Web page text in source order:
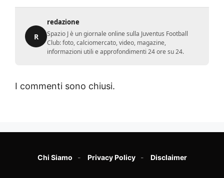
R
redazione
Spazio J è un giornale online sulla Juventus Football
Club: foto, calciomercato, video, magazine,
informazioni utili e approfondimenti 24 ore su 24.
I commenti sono chiusi.
Chi Siamo Privacy Policy Disclaimer